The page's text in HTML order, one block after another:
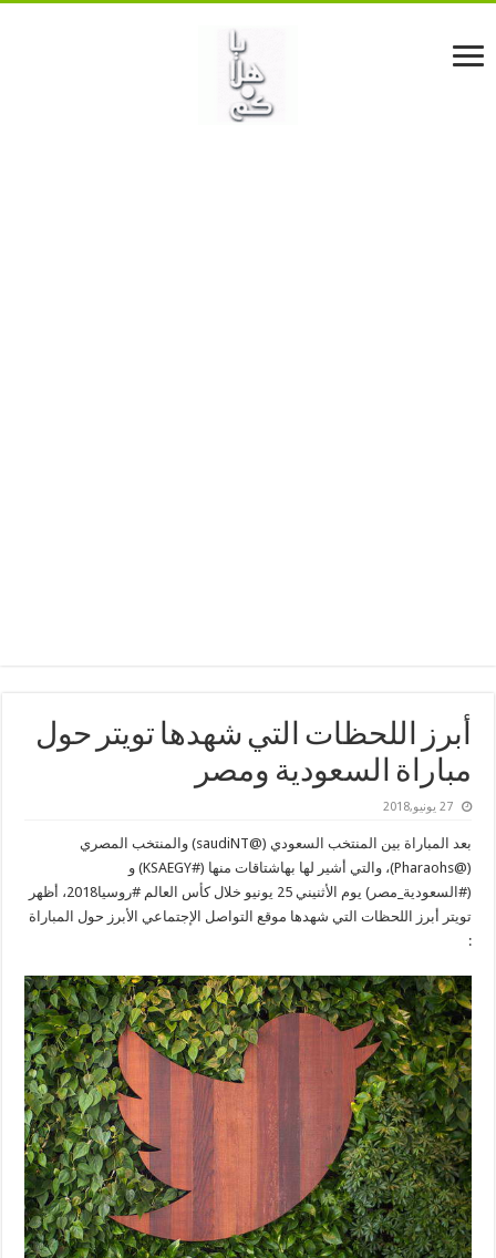
أبرز اللحظات التي شهدها تويتر حول
مباراة السعودية ومصر
27 يونيو,2018
بعد المباراة بين المنتخب السعودي (@saudiNT) والمنتخب المصري
(@Pharaohs)، والتي أشير لها بهاشتاقات منها (#KSAEGY) و
(#السعودية_مصر) يوم الأثنيني 25 يونيو خلال كأس العالم #روسيا2018، أظهر
تويتر أبرز اللحظات التي شهدها موقع التواصل الإجتماعي الأبرز حول المباراة
: